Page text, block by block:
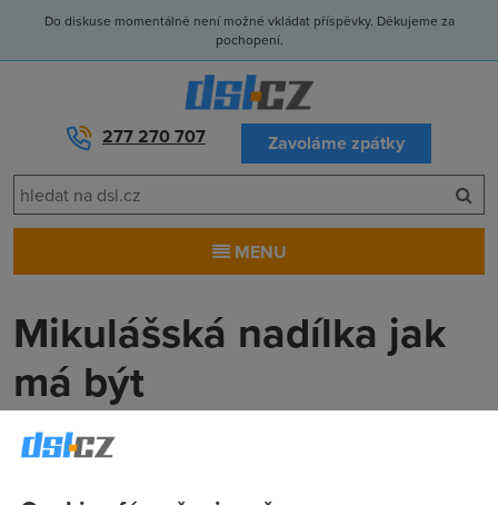
Do diskuse momentálně není možné vkládat příspěvky. Děkujeme za
pochopení.
277 270 707 Zavoláme zpátky
MENU
Mikulášská nadílka jak
má být
Anonym(10.12.2011 00:00:00)